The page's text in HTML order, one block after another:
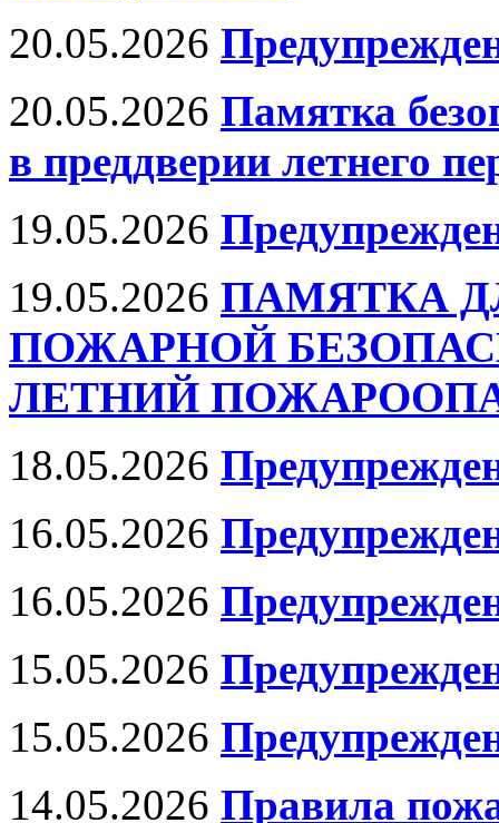
20.05.2026
20.05.2026 Памятка
в преддверии летнего
19.05.2026
19.05.2026 ПАМЯТКА
ПОЖАРНОЙ
ЛЕТНИЙ
18.05.2026
16.05.2026
16.05.2026
15.05.2026
15.05.2026
14.05.2026 Правила